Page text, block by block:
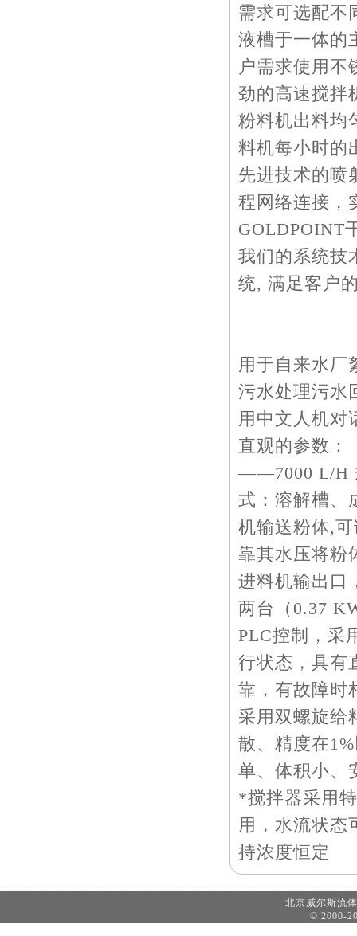
需求可选配不
液槽于一体的
户需求使用不
劲的高速搅拌
粉料机出料均
料机每小时的
先进技术的喷
程网络连接，
GOLDPOINT
我们的系统技
统, 满足客户
用于自来水厂
污水处理污水
用中文人机对
直观的参数：
——7000 L/H
式：溶解槽、
机输送粉体,
靠其水压将粉
进料机输出口
两台（0.37
PLC控制，采
行状态，具有
靠，有故障时
采用双螺旋给
散、精度在
单、体积小、
*搅拌器采用
用，水流状态
持浓度恒定
北京威尔斯
© 2000-